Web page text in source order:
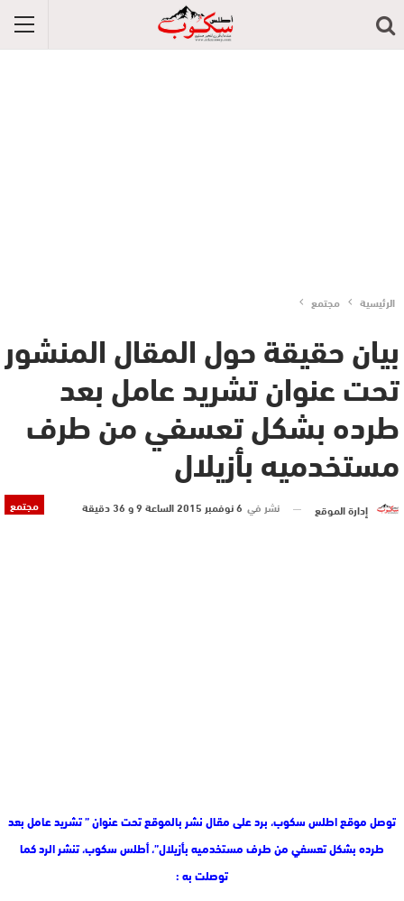
الرئيسية مجتمع
بيان حقيقة حول المقال المنشور
تحت عنوان تشريد عامل بعد
طرده بشكل تعسفي من طرف
مستخدميه بأزيلال
مجتمع إدارة الموقع نشر في 6 نوفمبر 2015 الساعة 9 و 36 دقيقة
توصل موقع اطلس سكوب، برد على مقال نشر بالموقع تحت عنوان ” تشريد عامل بعد
طرده بشكل تعسفي من طرف مستخدميه بأزيلال”، أطلس سكوب، تنشر الرد كما
توصلت به :